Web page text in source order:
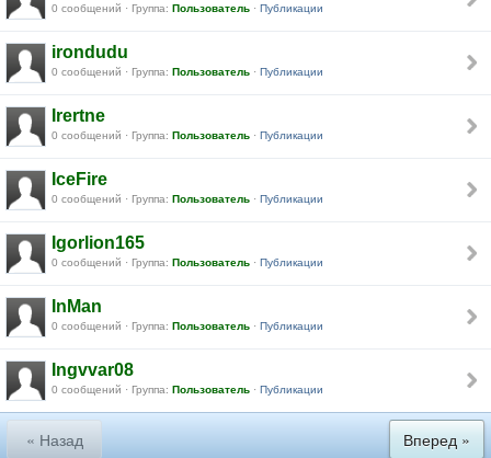
0 сообщений · Группа: Пользователь · Публикации
irondudu
0 сообщений · Группа: Пользователь · Публикации
Irertne
0 сообщений · Группа: Пользователь · Публикации
IceFire
0 сообщений · Группа: Пользователь · Публикации
Igorlion165
0 сообщений · Группа: Пользователь · Публикации
InMan
0 сообщений · Группа: Пользователь · Публикации
Ingvvar08
0 сообщений · Группа: Пользователь · Публикации
« Назад Вперед »